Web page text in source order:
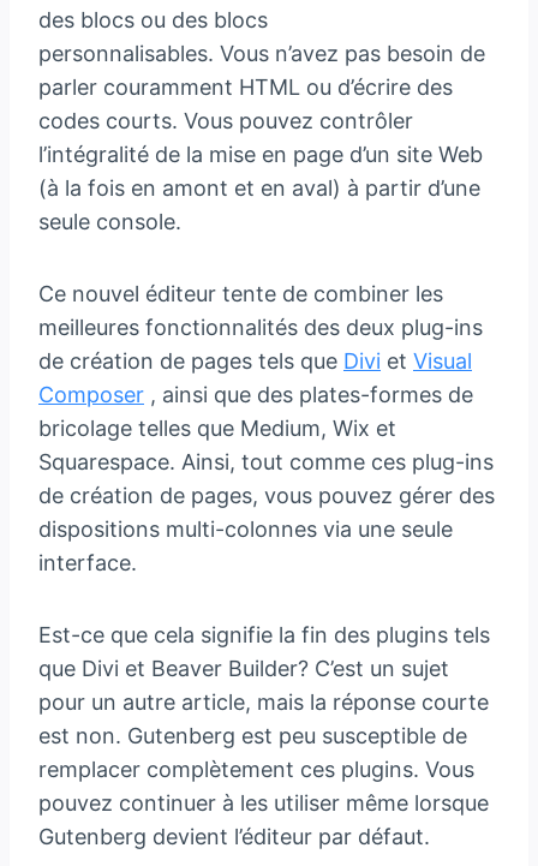
des blocs ou des blocs
personnalisables. Vous n’avez pas besoin de
parler couramment HTML ou d’écrire des
codes courts. Vous pouvez contrôler
l’intégralité de la mise en page d’un site Web
(à la fois en amont et en aval) à partir d’une
seule console.
Ce nouvel éditeur tente de combiner les
meilleures fonctionnalités des deux plug-ins
de création de pages tels que Divi et Visual
Composer , ainsi que des plates-formes de
bricolage telles que Medium, Wix et
Squarespace. Ainsi, tout comme ces plug-ins
de création de pages, vous pouvez gérer des
dispositions multi-colonnes via une seule
interface.
Est-ce que cela signifie la fin des plugins tels
que Divi et Beaver Builder? C’est un sujet
pour un autre article, mais la réponse courte
est non. Gutenberg est peu susceptible de
remplacer complètement ces plugins. Vous
pouvez continuer à les utiliser même lorsque
Gutenberg devient l’éditeur par défaut.